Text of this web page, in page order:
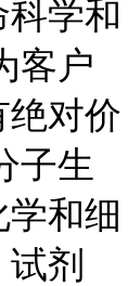
学和
客户
绝对价
子生
和细
试剂